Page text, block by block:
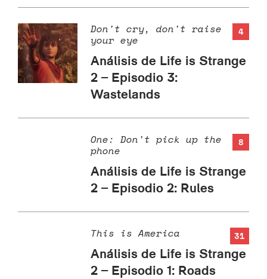
4
Don't cry, don't raise
your eye
Análisis de Life is Strange
2 – Episodio 3:
Wastelands
8
One: Don't pick up the
phone
Análisis de Life is Strange
2 – Episodio 2: Rules
31
This is America
Análisis de Life is Strange
2 – Episodio 1: Roads